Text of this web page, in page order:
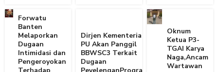
Forwatu
Banten
Melaporkan
Dugaan
Intimidasi dan
Pengeroyokan
Dirjen Kementerian
PU Akan Panggil
BBWSC3 Terkait
Dugaan
Oknum
Ketua P3-
TGAI Karya
Naga,Ancam
Wartawan